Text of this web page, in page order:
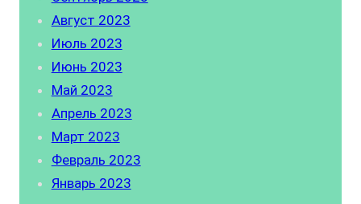
Август 2023
Июль 2023
Июнь 2023
Май 2023
Апрель 2023
Март 2023
Февраль 2023
Январь 2023